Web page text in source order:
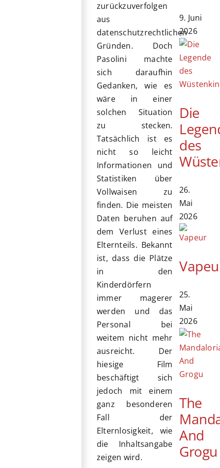
zurückzuverfolgen
aus
datenschutzrechtlichen
Gründen. Doch
Pasolini machte
sich daraufhin
Gedanken, wie es
wäre in einer
solchen Situation
zu stecken.
Tatsächlich ist es
nicht so leicht
Informationen und
Statistiken über
Vollwaisen zu
finden. Die meisten
Daten beruhen auf
dem Verlust eines
Elternteils. Bekannt
ist, dass die Plätze
in den
Kinderdörfern
immer magerer
werden und das
Personal bei
weitem nicht mehr
ausreicht. Der
hiesige Film
beschäftigt sich
jedoch mit einem
ganz besonderen
Fall der
Elternlosigkeit, wie
die Inhaltsangabe
zeigen wird.
9. Juni
2026
Die
des
26.
Mai
2026
25.
Mai
2026
The
And
Grogu